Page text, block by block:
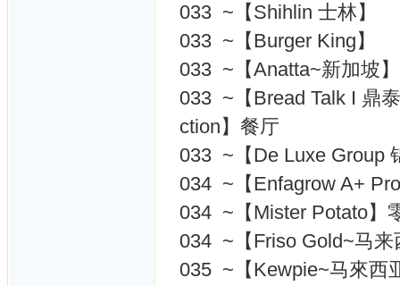
033 ~【Shihlin 士林】
033 ~【Burger King】
033 ~【Anatta~新加坡
033 ~【Bread Talk I 鼎
ction】餐厅
033 ~【De Luxe Group
034 ~【Enfagrow A+
034 ~【Mister Potato】
034 ~【Friso Gold~马来
035 ~【Kewpie~马來西